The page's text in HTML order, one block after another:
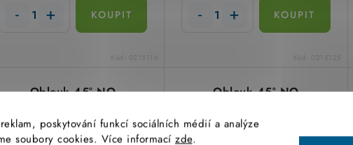
poskytování funkcí sociálních médií a analýze
soubory cookies. Více informací zde.
Kód: 0215116 Kód: 0215125
Oblouk 45° NO
zinkování ponorem
Oblouk 45° NO
zinkování ponorem